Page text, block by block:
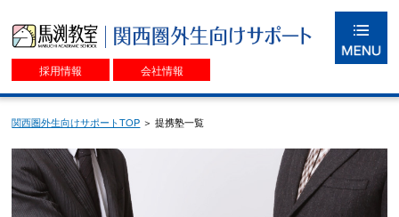
採用情報 会社情報
関西圏外生向けサポートTOP ＞ 提携塾一覧